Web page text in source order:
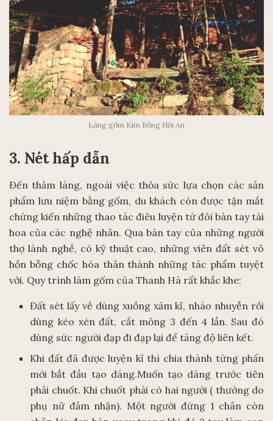
Làng gốm Kim Bồng Hội An
3. Nét hấp dẫn
Đến thăm làng, ngoài việc thỏa sức lựa chọn các sản
phẩm lưu niệm bằng gốm, du khách còn được tận mắt
chứng kiến những thao tác điêu luyện từ đôi bàn tay tài
hoa của các nghệ nhân. Qua bàn tay của những người
thợ lành nghề, có kỹ thuật cao, những viên đất sét vô
hồn bỗng chốc hóa thân thành những tác phẩm tuyệt
vời. Quy trình làm gốm của Thanh Hà rất khắc khe:
Đất sét lấy về dùng xuồng xăm kĩ, nhào nhuyễn rồi
dùng kéo xén đất, cắt mỏng 3 đến 4 lần. Sau đó
dùng sức người đạp đi đạp lại để tăng độ liên kết.
Khi đất đã được luyện kĩ thì chia thành từng phấn
mới bắt đầu tạo dáng.Muốn tạo dáng trước tiên
phải chuốt. Khi chuốt phải có hai người ( thường do
phụ nữ đảm nhận). Một người đứng 1 chân còn